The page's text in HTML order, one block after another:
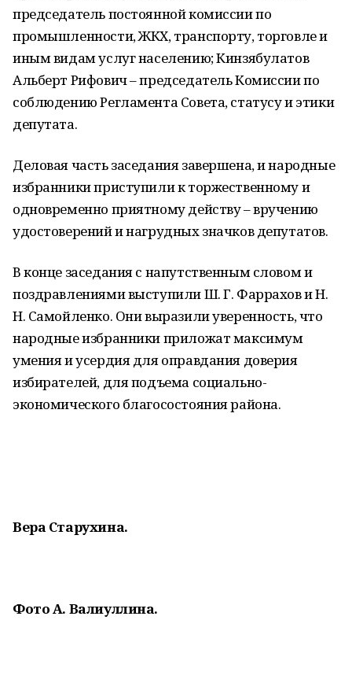
председатель постоянной комиссии по
промышленности, ЖКХ, транспорту, торговле и
иным видам услуг населению; Кинзябулатов
Альберт Рифович – председатель Комиссии по
соблюдению Регламента Совета, статусу и этики
депутата.
Деловая часть заседания завершена, и народные
избранники приступили к торжественному и
одновременно приятному действу – вручению
удостоверений и нагрудных значков депутатов.
В конце заседания с напутственным словом и
поздравлениями выступили Ш. Г. Фаррахов и Н.
Н. Самойленко. Они выразили уверенность, что
народные избранники приложат максимум
умения и усердия для оправдания доверия
избирателей, для подъема социально-
экономического благосостояния района.
Вера Старухина.
Фото А. Валиуллина.